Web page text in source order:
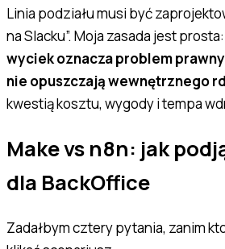
Linia podziału musi być
na Slacku”. Moja zasada jest prosta:
wyciek oznacza problem
nie opuszczają wewnętrznego
kwestią kosztu, wygody i tempa
Make vs n8n: jak
dla BackOffice
Zadałbym cztery pytania, zanim